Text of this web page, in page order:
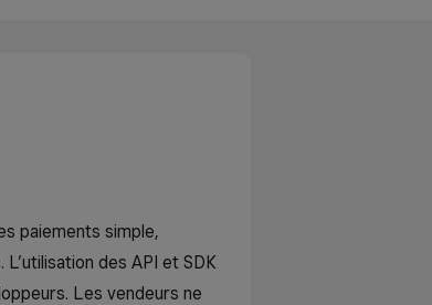
paiements simple,
des API et SDK
Les vendeurs ne